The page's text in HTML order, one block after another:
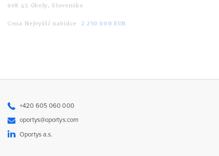
908 45 Gbely, Slovensko
Cena Nejvyšší nabídce 2 250 000 EUR
+420 605 060 000
oportys@oportys.com
Oportys a.s.